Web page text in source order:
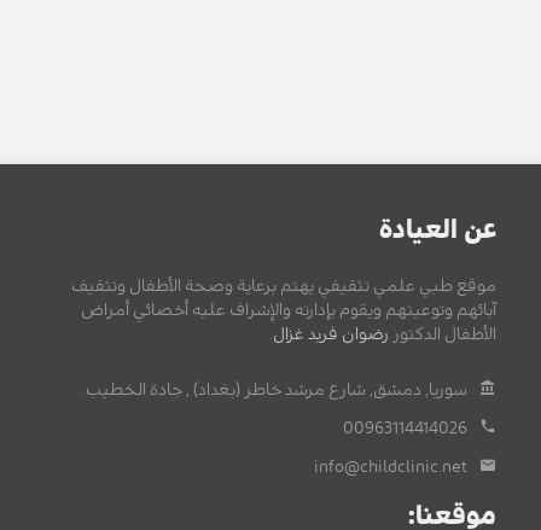
عن العيادة
موقع طبي علمي تثقيفي يهتم برعاية وصحة الأطفال وتثقيف
آبائهم وتوعيتهم ويقوم بإدارته والإشراف عليه أخصائي أمراض
الأطفال الدكتور رضوان فريد غزال
سوريا, دمشق, شارع مرشد خاطر (بغداد) , جادة الخطيب.
00963114414026
info@childclinic.net
موقعنا: